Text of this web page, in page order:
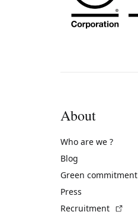
About
Who are we ?
Blog
Green commitment
Press
Recruitment